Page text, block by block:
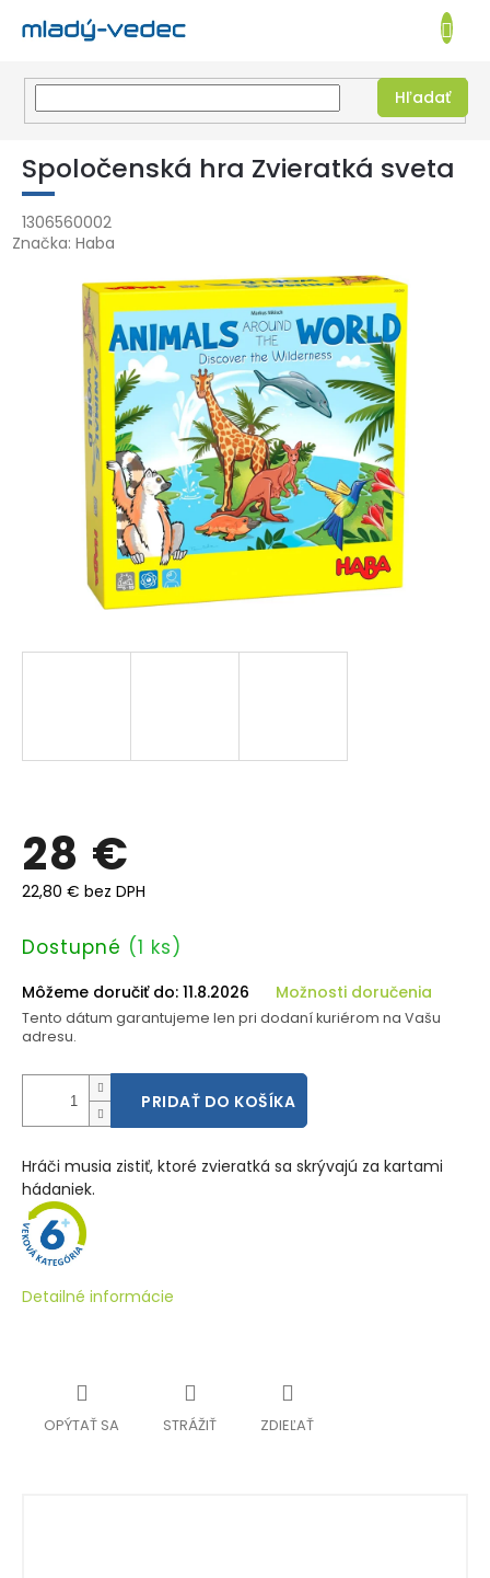
Prejsť
obsah
EUR
Hľadať
KOŠÍK
Spoločenská hra Zvieratká sveta
1306560002
Značka: Haba
28 €
22,80 € bez DPH
Jednotková
Dostupné (1 ks)
Môžeme doručiť do: 11.8.2026 Možnosti doručenia
Tento dátum garantujeme len pri dodaní kuriérom na Vašu
adresu.
PRIDAŤ DO KOŠÍKA
Hráči musia zistiť, ktoré zvieratká sa skrývajú za kartami
hádaniek.
Detailné informácie
OPÝTAŤ SA STRÁŽIŤ ZDIEĽAŤ